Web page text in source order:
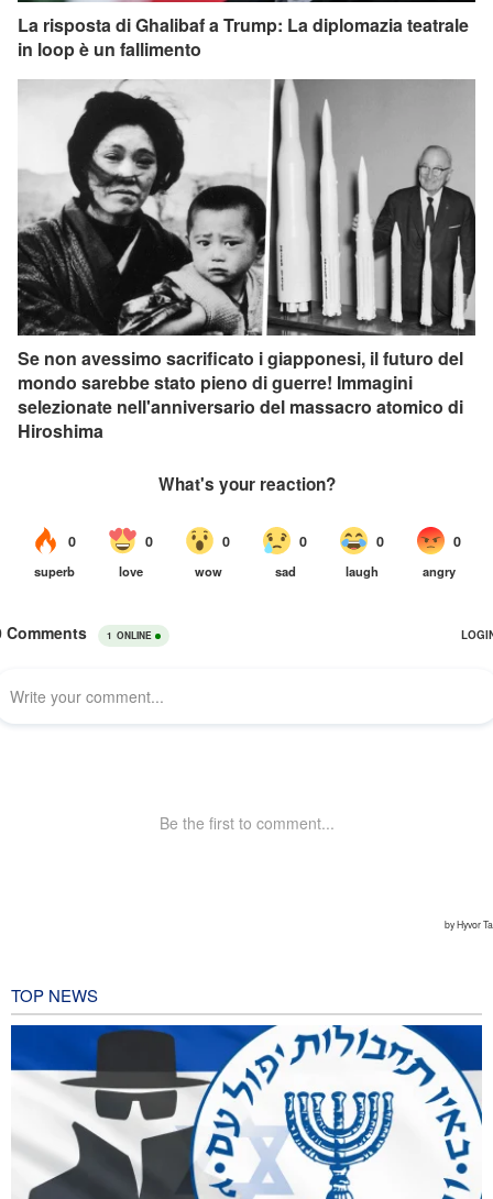
La risposta di Ghalibaf a Trump: La diplomazia teatrale
in loop è un fallimento
Se non avessimo sacrificato i giapponesi, il futuro del
mondo sarebbe stato pieno di guerre! Immagini
selezionate nell'anniversario del massacro atomico di
Hiroshima
TOP NEWS